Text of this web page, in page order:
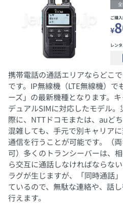
ご購
¥
レン
携帯電話の通話エリアならどこ
です。IP無線機（LTE無線機）で
ーズ」の最新機種となります。
デュアルSIMに対応したモデル
際に、NTTドコモまたは、auど
混雑しても、手元で別キャリア
通信を行うことが可能です。（
可）多くのトランシーバーは、
ら交互に通話しなければならな
ラグが生じますが、「同時通話
ているので、無駄な連絡や、話
行えます。